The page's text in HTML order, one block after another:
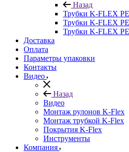
Назад
Трубки K-FLEX PE
Трубки K-FLEX
Трубки K-FLEX
Доставка
Оплата
Параметры упаковки
Контакты
Видео
Назад
Видео
Монтаж рулонов K-Flex
Монтаж трубкой K-Flex
Покрытия K-Flex
Инструменты
Компания